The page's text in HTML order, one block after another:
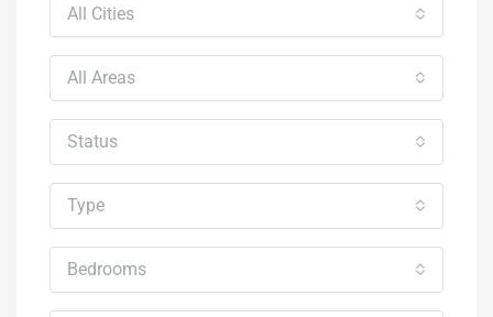
All Cities
All Areas
Status
Type
Bedrooms